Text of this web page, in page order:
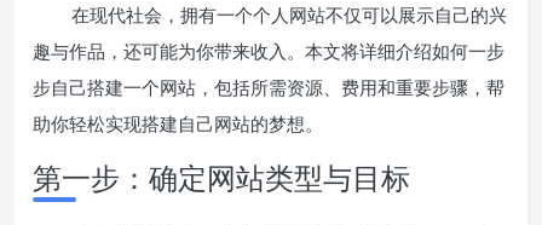
在现代社会，拥有一个个人网站不仅可以展示自己的兴
趣与作品，还可能为你带来收入。本文将详细介绍如何一步
步自己搭建一个网站，包括所需资源、费用和重要步骤，帮
助你轻松实现搭建自己网站的梦想。
第一步：确定网站类型与目标